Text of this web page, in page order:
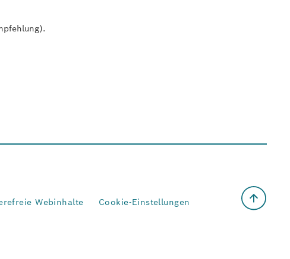
Webinhalte Cookie-Einstellungen